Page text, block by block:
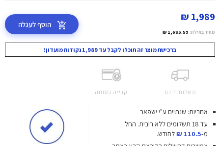
1,989 ₪
מחיר באילת: 1,685.59 ₪
הוסף לעגלה
ברכישת מוצר זה תוכלו לקבל עד 1,989 נקודות מועדון!
משלוח חינם קנייה בטוחה
אחריות: שנתיים ע"י ישפאר
עד 18 תשלומים ללא ריבית.
החל
מ-110.5 ₪
לחודש.